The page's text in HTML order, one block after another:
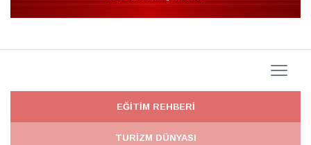
EĞİTİM REHBERİ
TURİZM DÜNYASI